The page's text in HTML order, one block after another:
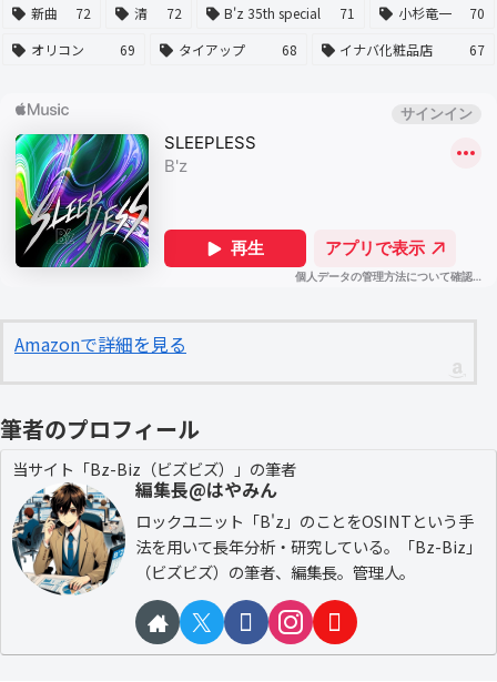
新曲
72 清 72 B'z 35th special 71 小杉竜一
70
オリコン
69 タイアップ 68 イナバ化粧品店 67
Amazonで詳細を見る
筆者のプロフィール
当サイト「Bz-Biz（ビズビズ）」の筆者
編集長@はやみん
ロックユニット「B'z」のことをOSINTという手
法を用いて長年分析・研究している。「Bz-Biz」
（ビズビズ）の筆者、編集長。管理人。